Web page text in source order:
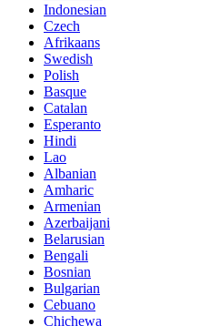
Indonesian
Czech
Afrikaans
Swedish
Polish
Basque
Catalan
Esperanto
Hindi
Lao
Albanian
Amharic
Armenian
Azerbaijani
Belarusian
Bengali
Bosnian
Bulgarian
Cebuano
Chichewa